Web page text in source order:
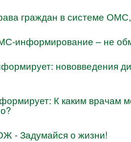
граждан в системе ОМС,
информирование – не
нововведения
К каким врачам
- Задумайся о жизни!